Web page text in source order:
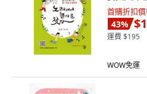
首購折扣價
43%
運費 $195
WOW免運